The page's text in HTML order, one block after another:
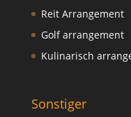
Reit Arrangement
Golf arrangement
Kulinarisch
Sonstiger